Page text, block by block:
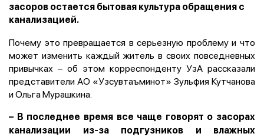
засоров остается бытовая культура обращения с
канализацией.
Почему это превращается в серьезную проблему и что
может изменить каждый житель в своих повседневных
привычках – об этом корреспонденту УзА рассказали
представители АО «Узсувтаъминот» Зульфия Кутчанова
и Ольга Мурашкина.
– В последнее время все чаще говорят о засорах
канализации из-за подгузников и влажных